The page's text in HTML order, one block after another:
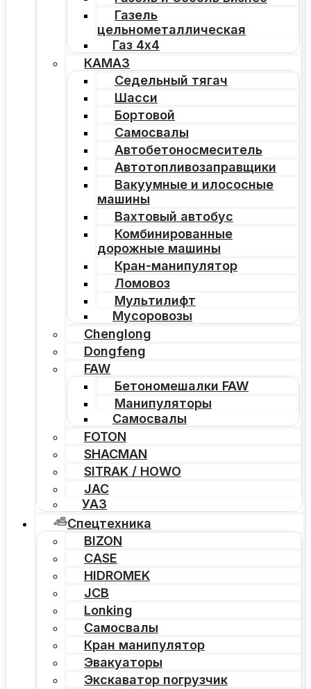
Газель
цельнометаллическая
Газ 4х4
КАМАЗ
Седельный тягач
Шасси
Бортовой
Самосвалы
Автобетоносмеситель
Автотопливозаправщики
Вакуумные и илососные
машины
Вахтовый автобус
Комбинированные
дорожные машины
Кран-манипулятор
Ломовоз
Мультилифт
Мусоровозы
Chenglong
Dongfeng
FAW
Бетономешалки FAW
Манипуляторы
Самосвалы
FOTON
SHACMAN
SITRAK / HOWO
JAC
УАЗ
Спецтехника
BIZON
CASE
HIDROMEK
JCB
Lonking
Самосвалы
Кран манипулятор
Эвакуаторы
Экскаватор погрузчик